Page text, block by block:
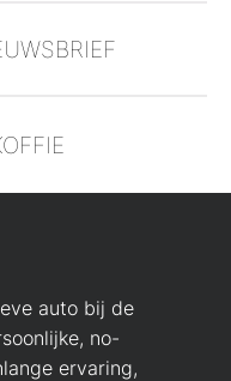
auto bij de
no-
ervaring,